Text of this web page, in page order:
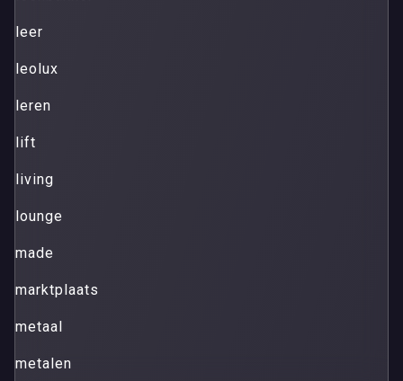
leer
leolux
leren
lift
living
lounge
made
marktplaats
metaal
metalen